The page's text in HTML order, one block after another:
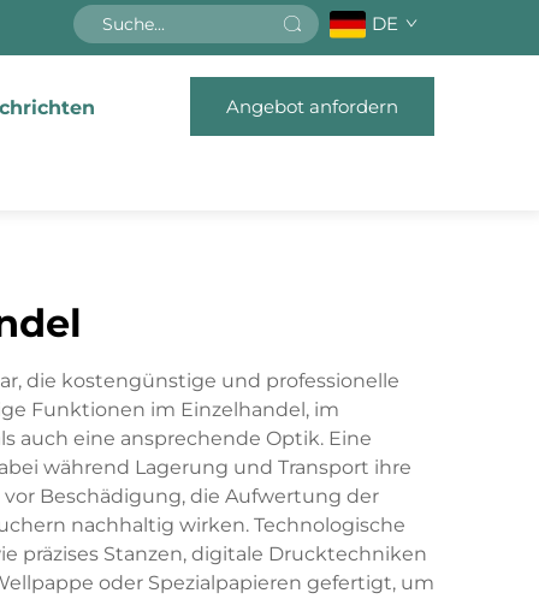
DE
Angebot anfordern
die kostengünstige und professionelle
Funktionen im Einzelhandel, im
auch eine ansprechende Optik. Eine
während Lagerung und Transport ihre
Beschädigung, die Aufwertung der
nachhaltig wirken. Technologische
präzises Stanzen, digitale Drucktechniken
oder Spezialpapieren gefertigt, um